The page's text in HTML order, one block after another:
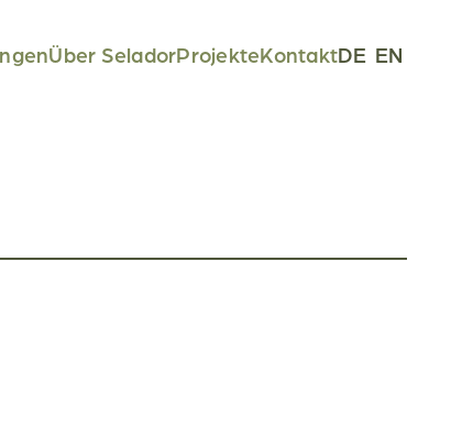
Über SeladorProjekteKontaktDE EN